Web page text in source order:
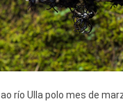
río Ulla polo mes de